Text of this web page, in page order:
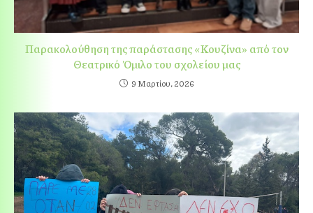
Παρακολούθηση της παράστασης «Κουζίνα» από τον
Θεατρικό Όμιλο του σχολείου μας
9 Μαρτίου, 2026